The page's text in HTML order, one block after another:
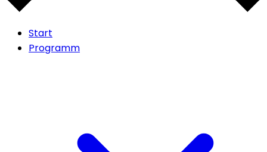
Start
Programm